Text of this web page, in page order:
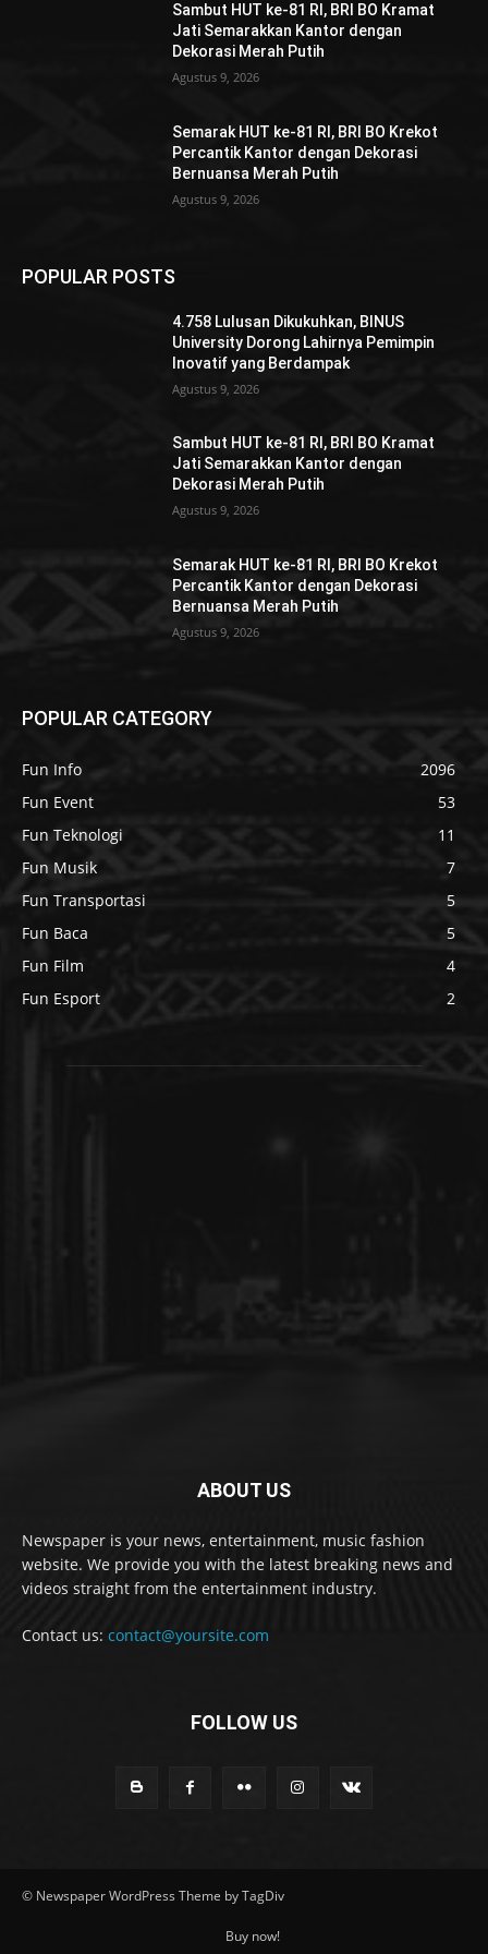
Sambut HUT ke-81 RI, BRI BO Kramat
Jati Semarakkan Kantor dengan
Dekorasi Merah Putih
Agustus 9, 2026
Semarak HUT ke-81 RI, BRI BO Krekot
Percantik Kantor dengan Dekorasi
Bernuansa Merah Putih
Agustus 9, 2026
POPULAR POSTS
4.758 Lulusan Dikukuhkan, BINUS
University Dorong Lahirnya Pemimpin
Inovatif yang Berdampak
Agustus 9, 2026
Sambut HUT ke-81 RI, BRI BO Kramat
Jati Semarakkan Kantor dengan
Dekorasi Merah Putih
Agustus 9, 2026
Semarak HUT ke-81 RI, BRI BO Krekot
Percantik Kantor dengan Dekorasi
Bernuansa Merah Putih
Agustus 9, 2026
POPULAR CATEGORY
Fun Info
2096
Fun Event
53
Fun Teknologi
11
Fun Musik
7
Fun Transportasi
5
Fun Baca
5
Fun Film
4
Fun Esport
2
ABOUT US
Newspaper is your news, entertainment, music fashion
website. We provide you with the latest breaking news and
videos straight from the entertainment industry.
Contact us: contact@yoursite.com
FOLLOW US
© Newspaper WordPress Theme by TagDiv
Buy now!